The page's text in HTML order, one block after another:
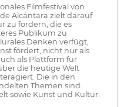
Filmfestival von
Alcántara zielt darauf
zu fördern, die es
Publikum zu
Denken verfügt,
fördert, nicht nur als
als Plattform für
die heutige Welt
Die in den
Themen sind:
sowie Kunst und Kultur.